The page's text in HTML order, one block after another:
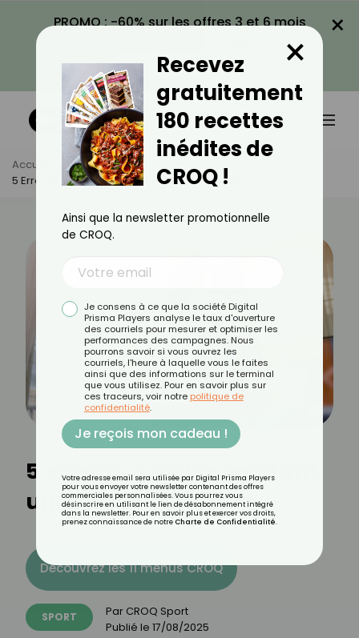
PROMO : -60% sur les offres 3 et 6 mois
VOIR LA PROMO
×
Accueil Actus
Sport
5 Erreurs À Éviter Pendant Une Séance De Sport
5 erreurs à éviter pendant
une séance de sport
Découvrez les 11 menus CROQ
SPORT Par CROQ Sport
Publié le 17/08/2025
Recevez
gratuitement
180 recettes
inédites de
CROQ !
×
Ainsi que la newsletter promotionnelle
de CROQ.
Je consens à ce que la société Digital
Prisma Players analyse le taux d'ouverture
des courriels pour mesurer et optimiser les
performances des campagnes. Nous
pourrons savoir si vous ouvrez les
courriels, l'heure à laquelle vous le faites
ainsi que des informations sur le terminal
que vous utilisez. Pour en savoir plus sur
ces traceurs, voir notre politique de
confidentialité.
Je reçois mon cadeau !
Votre adresse email sera utilisée par Digital Prisma Players
pour vous envoyer votre newsletter contenant des offres
commerciales personnalisées. Vous pourrez vous
désinscrire en utilisant le lien de désabonnement intégré
dans la newsletter. Pour en savoir plus et exercer vos droits,
prenez connaissance de notre Charte de Confidentialité.